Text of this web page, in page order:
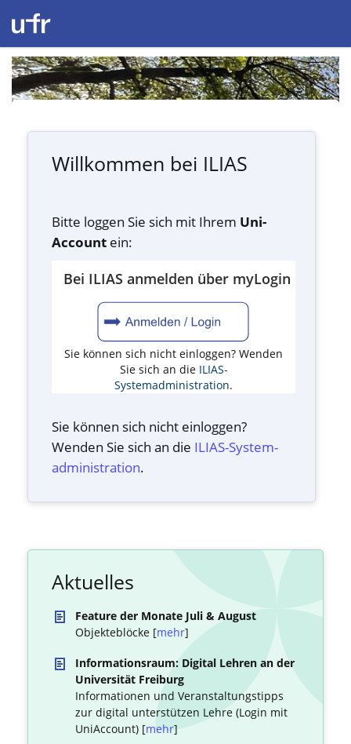
Willkommen bei ILIAS
Bitte loggen Sie sich mit Ihrem Uni-
Account ein:
Bei ILIAS anmelden über myLogin
Sie können sich nicht einloggen? Wenden
Sie sich an die ILIAS-
Systemadministration.
Sie können sich nicht einloggen?
Wenden Sie sich an die ILIAS-System­
administration.
Aktuelles
Feature der Monate Juli & August
Objekteblöcke [mehr]
Informationsraum: Digital Lehren an der
Universität Freiburg
Informationen und Veranstaltungstipps
zur digital unterstützen Lehre (Login mit
UniAccount) [mehr]